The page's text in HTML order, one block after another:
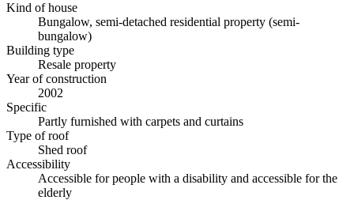
Kind of house
Bungalow, semi-detached residential property (semi-
bungalow)
Building type
Resale property
Year of construction
2002
Specific
Partly furnished with carpets and curtains
Type of roof
Shed roof
Accessibility
Accessible for people with a disability and accessible for the
elderly